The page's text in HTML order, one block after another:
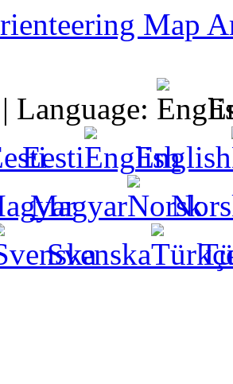
Map
| Language:
Eesti
English
Magyar
Svenska